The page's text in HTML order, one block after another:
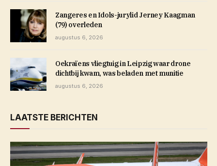
Zangeres en Idols-jurylid Jerney Kaagman
(79) overleden
augustus 6, 2026
Oekraïens vliegtuig in Leipzig waar drone
dichtbij kwam, was beladen met munitie
augustus 6, 2026
LAATSTE BERICHTEN